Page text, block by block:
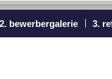
2. bewerbergalerie 3.